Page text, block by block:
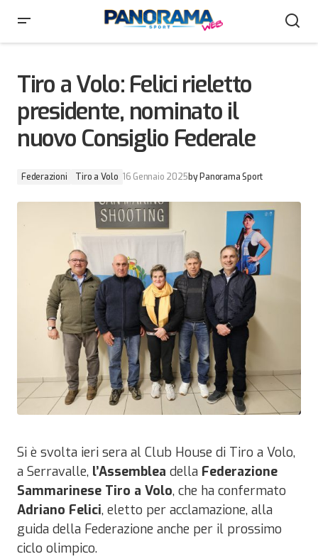
Tiro a Volo: Felici rieletto
presidente, nominato il
nuovo Consiglio Federale
Federazioni Tiro a Volo 16 Gennaio 2025by Panorama Sport
Si è svolta ieri sera al Club House di Tiro a Volo,
a Serravalle, l’Assemblea della Federazione
Sammarinese Tiro a Volo, che ha confermato
Adriano Felici, eletto per acclamazione, alla
guida della Federazione anche per il prossimo
ciclo olimpico.